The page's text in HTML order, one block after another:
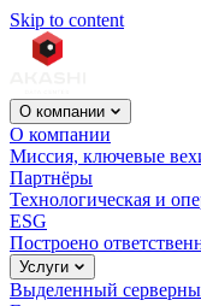
Skip to content
О компании
О компании
Миссия, ключевые
Партнёры
Технологическая и
ESG
Построено
Услуги
Выделенный